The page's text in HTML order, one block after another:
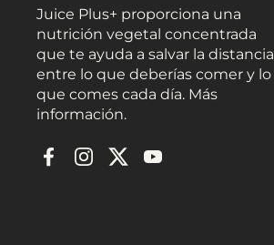
Juice Plus+ proporciona una
nutrición vegetal concentrada
que te ayuda a salvar la distancia
entre lo que deberías comer y lo
que comes cada día. Más
información.
FacebookInstagram
TwitterYouTube